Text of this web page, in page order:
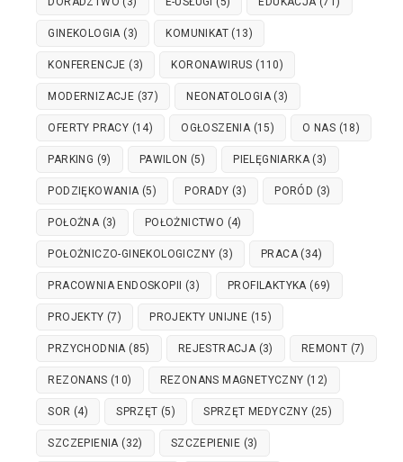
GINEKOLOGIA(3) KOMUNIKAT (13)
KONFERENCJE (3) KORONAWIRUS (110)
MODERNIZACJE (37) NEONATOLOGIA(3)
OFERTY PRACY (14) OGŁOSZENIA(15) O NAS (18)
PARKING (9) PAWILON (5) PIELĘGNIARKA(3)
PODZIĘKOWANIA(5) PORADY (3) PORÓD (3)
POŁOŻNA(3) POŁOŻNICTWO (4)
POŁOŻNICZO-GINEKOLOGICZNY (3) PRACA(34)
PRACOWNIA ENDOSKOPII (3) PROFILAKTYKA(69)
PROJEKTY (7) PROJEKTY UNIJNE (15)
PRZYCHODNIA(85) REJESTRACJA(3) REMONT (7)
REZONANS (10) REZONANS MAGNETYCZNY (12)
SOR (4) SPRZĘT (5) SPRZĘT MEDYCZNY (25)
SZCZEPIENIA(32) SZCZEPIENIE (3)